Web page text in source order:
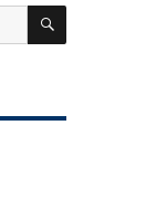
SUCHEN